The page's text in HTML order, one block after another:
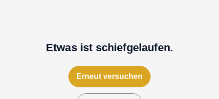
Etwas ist schiefgelaufen.
Erneut versuchen